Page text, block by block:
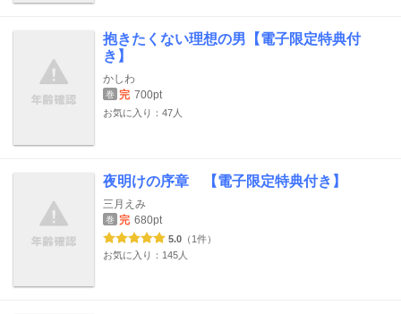
抱きたくない理想の男【電子限定特典付
き】
かしわ
巻 完 700pt
お気に入り：47人
夜明けの序章 【電子限定特典付き】
三月えみ
巻 完 680pt
5.0 （1件）
お気に入り：145人